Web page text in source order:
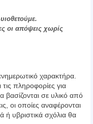
οι απόψεις χωρίς
χαρακτήρα.
πληροφορίες για
βασίζονται σε υλικό από
οι οποίες αναφέρονται
ή υβριστικά σχόλια θα